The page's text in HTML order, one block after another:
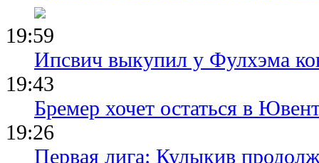
19:59
Ипсвич выкупил у Фулхэма
19:43
Бремер хочет остаться в
19:26
Первая лига: Кулыкив